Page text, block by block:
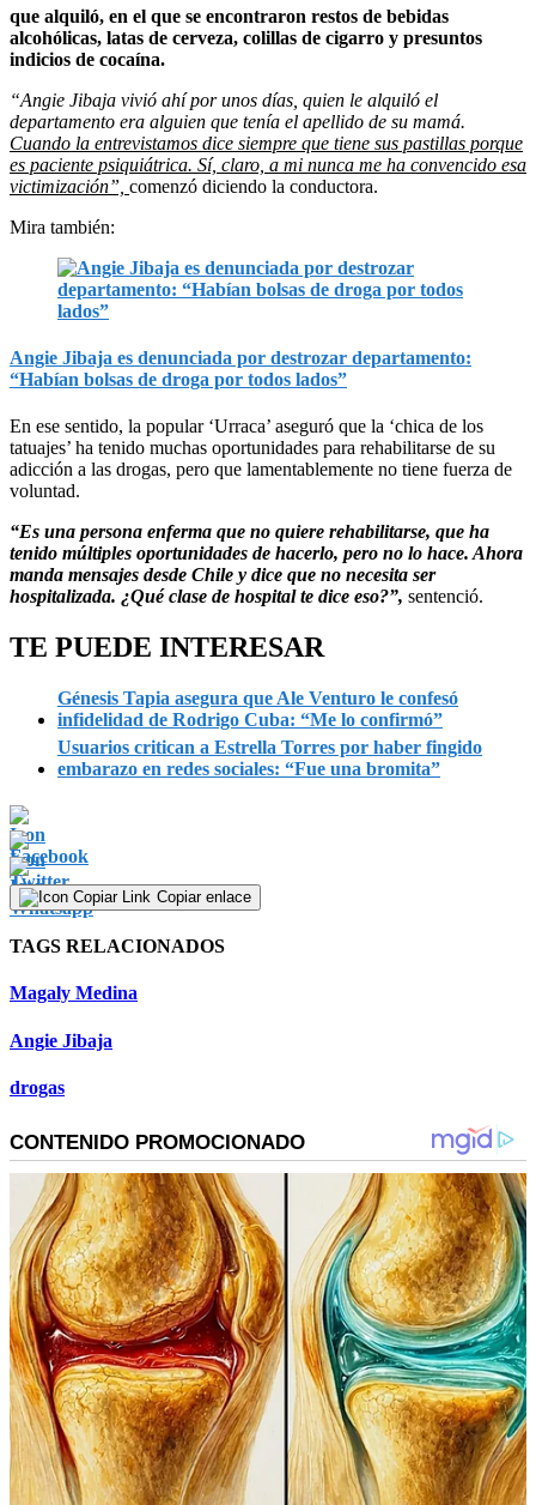
que alquiló, en el que se encontraron restos de bebidas
alcohólicas, latas de cerveza, colillas de cigarro y presuntos
indicios de cocaína.
“Angie Jibaja vivió ahí por unos días, quien le alquiló el
departamento era alguien que tenía el apellido de su mamá.
Cuando la entrevistamos dice siempre que tiene sus pastillas porque
es paciente psiquiátrica. Sí, claro, a mi nunca me ha convencido esa
victimización”, comenzó diciendo la conductora.
Mira también:
Angie Jibaja es denunciada por destrozar departamento:
“Habían bolsas de droga por todos lados”
En ese sentido, la popular ‘Urraca’ aseguró que la ‘chica de los
tatuajes’ ha tenido muchas oportunidades para rehabilitarse de su
adicción a las drogas, pero que lamentablemente no tiene fuerza de
voluntad.
“Es una persona enferma que no quiere rehabilitarse, que ha
tenido múltiples oportunidades de hacerlo, pero no lo hace. Ahora
manda mensajes desde Chile y dice que no necesita ser
hospitalizada. ¿Qué clase de hospital te dice eso?”, sentenció.
TE PUEDE INTERESAR
Génesis Tapia asegura que Ale Venturo le confesó
infidelidad de Rodrigo Cuba: “Me lo confirmó”
Usuarios critican a Estrella Torres por haber fingido
embarazo en redes sociales: “Fue una bromita”
Copiar enlace
TAGS RELACIONADOS
Magaly Medina
Angie Jibaja
drogas